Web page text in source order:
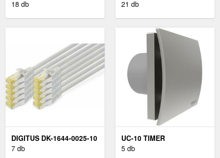
EXPRESSION
18 db
21 db
DIGITUS DK-1644-0025-10
7 db
UC-10 TIMER
5 db